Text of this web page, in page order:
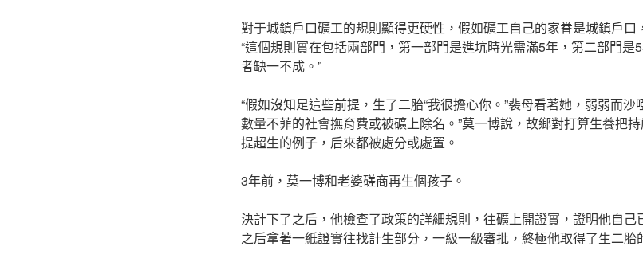
對于城鎮戶口礦工的規則顯得更硬性，假如礦工自己的家眷是城鎮戶口
“這個規則實在包括兩部門，第一部門是進坑時光需滿5年，第二部門
者缺一不成。”
“假如沒知足這些前提，生了二胎“我很擔心你。”裴母看著她，弱弱而
數量不菲的社會撫育費或被礦上除名。”莫一博說，故鄉對打算生養把
提超生的例子，后來都被處分或處置。
3年前，莫一博和老婆磋商再生個孩子。
決計下了之后，他檢查了政策的詳細規則，往礦上開證實，證明他自己
之后拿著一紙證實往找計生部分，一級一級審批，終極他取得了生二胎